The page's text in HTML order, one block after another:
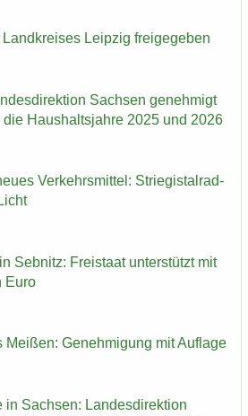
Leip­zig frei­ge­ge­ben
Sach­sen ge­neh­migt
Haus­halts­jah­re 2025 und 2026
Ver­kehrs­mit­tel: Strie­gi­st­al­rad­
Seb­nitz: Frei­staat un­ter­stützt mit
Euro
Mei­ßen: Ge­neh­mi­gung mit Auf­la­ge
in Sach­sen: Lan­des­di­rek­ti­on